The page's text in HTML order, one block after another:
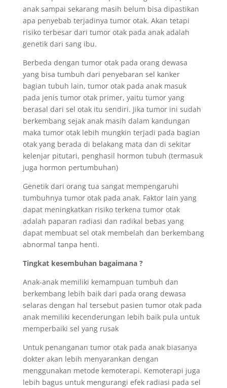
anak sampai sekarang masih belum bisa dipastikan
apa penyebab terjadinya tumor otak. Akan tetapi
risiko terbesar dari tumor otak pada anak adalah
genetik dari sang ibu.
Berbeda dengan tumor otak pada orang dewasa
yang bisa tumbuh dari penyebaran sel kanker
bagian tubuh lain, tumor otak pada anak masuk
pada jenis tumor otak primer, yaitu tumor yang
berasal dari sel otak itu sendiri. Jika tumor ini sudah
berkembang sejak anak masih dalam kandungan
maka tumor otak lebih mungkin terjadi pada bagian
otak yang berada di belakang mata dan di sekitar
kelenjar pitutari, penghasil hormon tubuh (termasuk
juga hormon pertumbuhan)
Genetik dari orang tua sangat mempengaruhi
tumbuhnya tumor otak pada anak. Faktor lain yang
dapat meningkatkan risiko terkena tumor otak
adalah paparan radiasi dan radikal bebas yang
dapat membuat sel otak membelah dan berkembang
abnormal tanpa henti.
Tingkat kesembuhan bagaimana ?
Anak-anak memiliki kemampuan tumbuh dan
berkembang lebih baik dari pada orang dewasa
selaras dengan hal tersebut pasien tumor otak pada
anak memiliki kecenderungan lebih baik pula untuk
memperbaiki sel yang rusak
Untuk penanganan tumor otak pada anak biasanya
dokter akan lebih menyarankan dengan
menggunakan metode kemoterapi. Kemoterapi juga
lebih bagus untuk mengurangi efek radiasi pada sel